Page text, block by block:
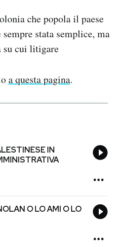
che popola il paese
stata semplice, ma
su cui litigare
a questa pagina.
IN
O LO AMI O LO